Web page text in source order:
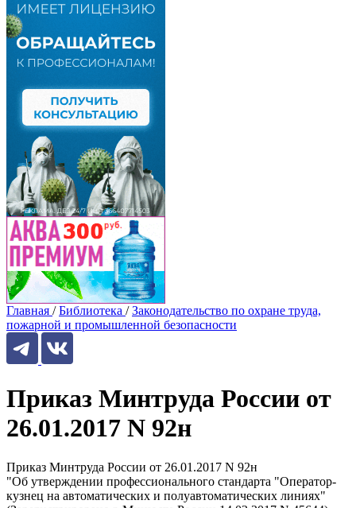
Главная / Библиотека / Законодательство по охране труда,
пожарной и промышленной безопасности
Приказ Минтруда России от
26.01.2017 N 92н
Приказ Минтруда России от 26.01.2017 N 92н
"Об утверждении профессионального стандарта "Оператор-
кузнец на автоматических и полуавтоматических линиях"